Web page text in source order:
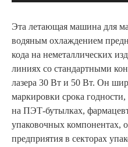
Эта летающая машина для
водяным охлаждением
кода на неметаллических
линиях со стандартными
лазера 30 Вт и 50 Вт. Он
маркировки срока
на ПЭТ-бутылках,
упаковочных компонентах,
предприятия в секторах